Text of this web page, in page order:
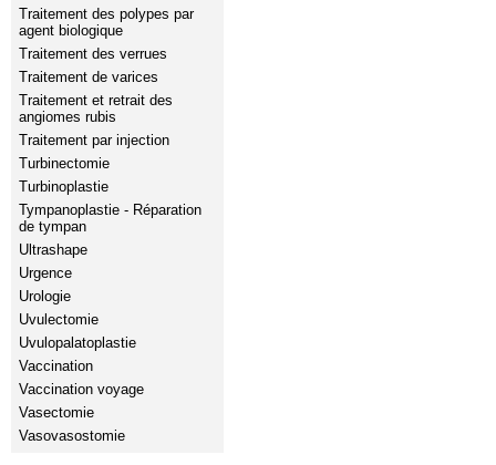
Traitement des polypes par
agent biologique
Traitement des verrues
Traitement de varices
Traitement et retrait des
angiomes rubis
Traitement par injection
Turbinectomie
Turbinoplastie
Tympanoplastie - Réparation
de tympan
Ultrashape
Urgence
Urologie
Uvulectomie
Uvulopalatoplastie
Vaccination
Vaccination voyage
Vasectomie
Vasovasostomie